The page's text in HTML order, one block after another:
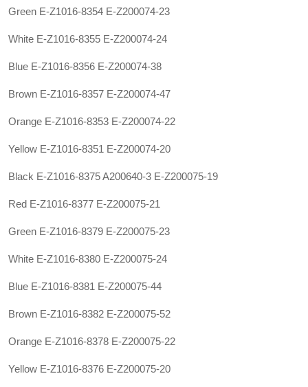
Green E-Z1016-8354 E-Z200074-23
White E-Z1016-8355 E-Z200074-24
Blue E-Z1016-8356 E-Z200074-38
Brown E-Z1016-8357 E-Z200074-47
Orange E-Z1016-8353 E-Z200074-22
Yellow E-Z1016-8351 E-Z200074-20
Black E-Z1016-8375A200640-3 E-Z200075-19
Red E-Z1016-8377 E-Z200075-21
Green E-Z1016-8379 E-Z200075-23
White E-Z1016-8380 E-Z200075-24
Blue E-Z1016-8381 E-Z200075-44
Brown E-Z1016-8382 E-Z200075-52
Orange E-Z1016-8378 E-Z200075-22
Yellow E-Z1016-8376 E-Z200075-20